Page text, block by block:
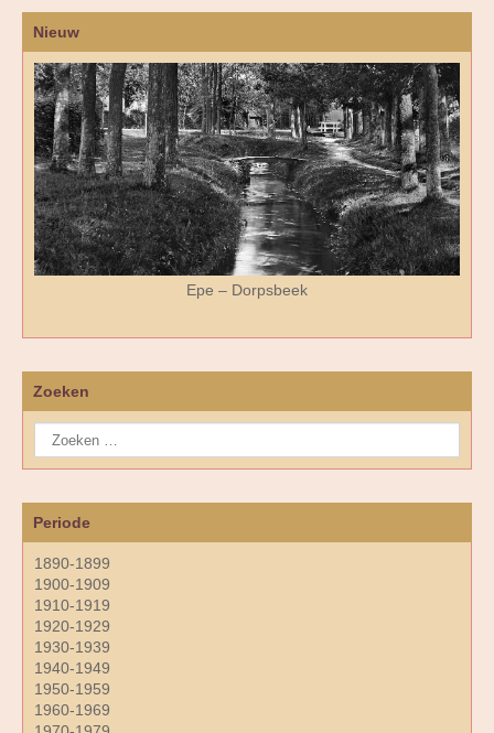
Nieuw
Epe – Dorpsbeek
Zoeken
Periode
1890-1899
1900-1909
1910-1919
1920-1929
1930-1939
1940-1949
1950-1959
1960-1969